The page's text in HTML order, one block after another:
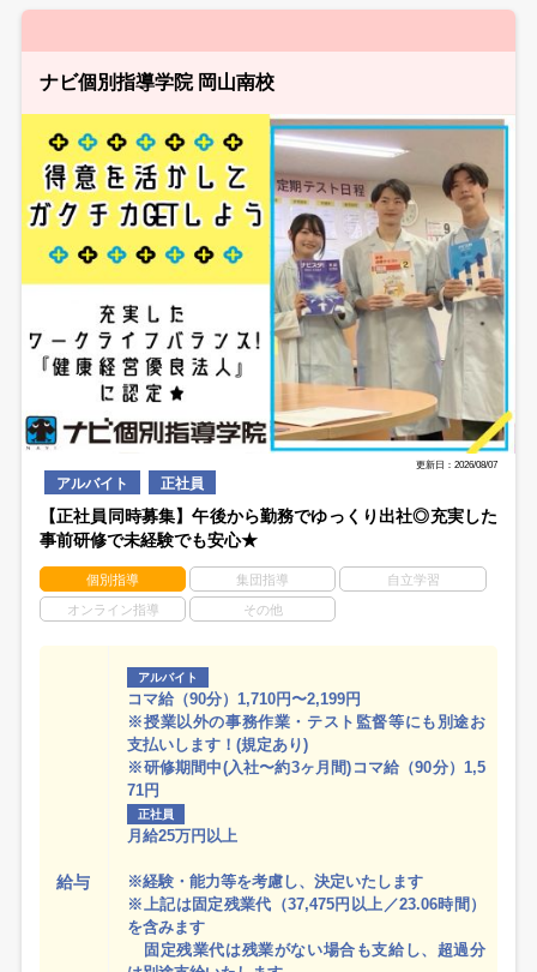
ナビ個別指導学院 岡山南校
更新日：2026/08/07
アルバイト 正社員
【正社員同時募集】午後から勤務でゆっくり出社◎充実した
事前研修で未経験でも安心★
個別指導 集団指導 自立学習
オンライン指導 その他
給与
アルバイト
コマ給（90分）1,710円〜2,199円
※授業以外の事務作業・テスト監督等にも別途お
支払いします！(規定あり)
※研修期間中(入社〜約3ヶ月間)コマ給（90分）1,5
71円
正社員
月給25万円以上
※経験・能力等を考慮し、決定いたします
※上記は固定残業代（37,475円以上／23.06時間）
を含みます
固定残業代は残業がない場合も支給し、超過分